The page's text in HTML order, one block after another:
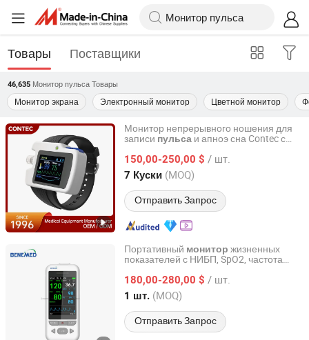
Товары Поставщики
46,635 Монитор пульса Товары
Монитор экрана Электронный монитор Цветной монитор
Монитор непрерывного ношения для
записи пульса и апноэ сна Contec с
150,00-250,00 $ / шт.
7 Куски (MOQ)
Отправить Запрос
Contec Medical Systems Co., Ltd.
Hebei, China с 2008
Портативный монитор жизненных
показателей с НИБП, SpO2, частота
180,00-280,00 $ / шт.
1 шт. (MOQ)
Отправить Запрос
Benemed (Hongkong) Industry Co., Limited
Henan, China с 2019